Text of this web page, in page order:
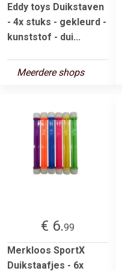
Eddy toys Duikstaven
- 4x stuks - gekleurd -
kunststof - dui...
Meerdere shops
€ 6.99
Merkloos SportX
Duikstaafjes - 6x